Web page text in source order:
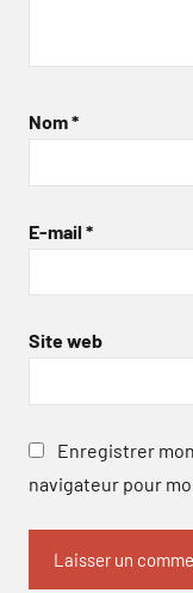
Nom*
E-mail *
Site web
Enregistrer
navigateur pour